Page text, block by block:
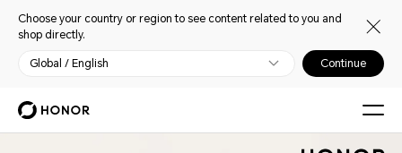
Choose your country or region to see content related to you and
shop directly.
Global / English Continue